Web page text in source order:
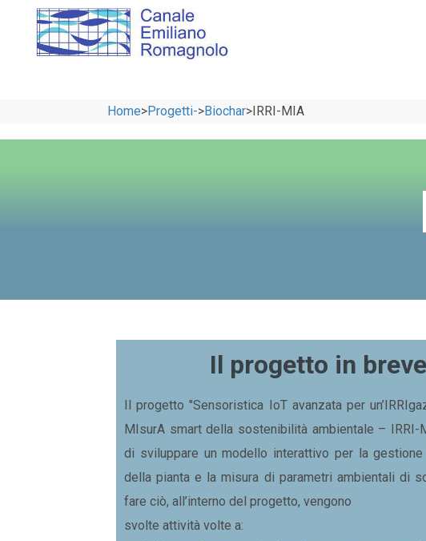
Home>Progetti->Biochar> IRRI-MIA
Il progetto in breve
Il progetto "Sensoristica IoT avanzata per
MIsurA smart della sostenibilità ambientale – IRRI-
di sviluppare un modello interattivo per la
della pianta e la misura di parametri ambientali di
fare ciò, all’interno del progetto, vengono
svolte attività volte a: